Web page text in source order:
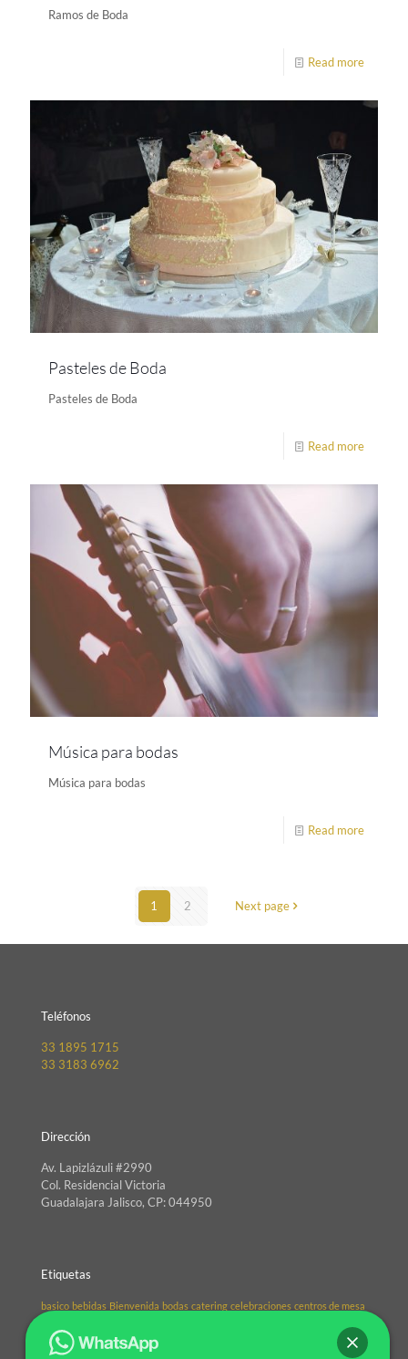
Ramos de Boda
Read more
Pasteles de Boda
Pasteles de Boda
Read more
Música para bodas
Música para bodas
Read more
1 2 Next page
Teléfonos
33 1895 1715
33 3183 6962
Dirección
Av. Lapizlázuli #2990
Col. Residencial Victoria
Guadalajara Jalisco, CP: 044950
Etiquetas
basico bebidas Bienvenida bodas catering celebraciones centros de mesa
México organizacio Organización
pleneador